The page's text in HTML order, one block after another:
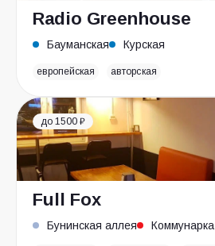
Radio Greenhouse
Бауманская Курская
европейская авторская
до 1500 ₽
Full Fox
Бунинская аллея Коммунарка